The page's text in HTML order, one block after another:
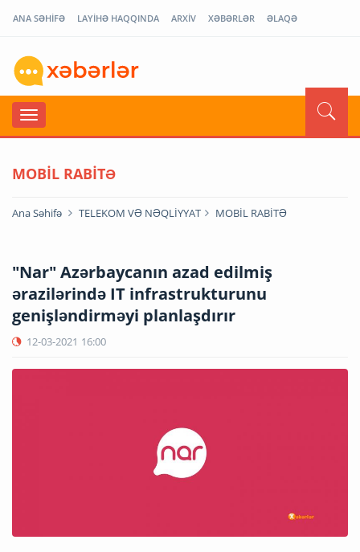
ANA SƏHİFƏ LAYİHƏ HAQQINDA ARXİV XƏBƏRLƏR ƏLAQƏ
MOBİL RABİTƏ
Ana Səhifə TELEKOM VƏ NƏQLİYYAT MOBİL RABİTƏ
"Nar" Azərbaycanın azad edilmiş
ərazilərində IT infrastrukturunu
genişləndirməyi planlaşdırır
12-03-2021 16:00